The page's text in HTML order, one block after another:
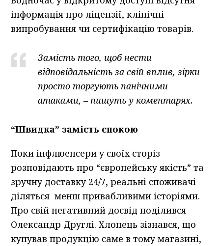
інформація про ліцензії, клінічні
випробування чи сертифікацію товарів.
Замість того, щоб нести
відповідальність за свій вплив, зірки
просто торгують панічними
атаками, – пишуть у коментарях.
“Швидка” замість спокою
Поки інфлюенсери у своїх сторіз
розповідають про “європейську якість” та
зручну доставку 24/7, реальні споживачі
діляться менш привабливими історіями.
Про свій негативний досвід поділився
Олександр Друглі. Хлопець зізнався, що
купував продукцію саме в тому магазині,